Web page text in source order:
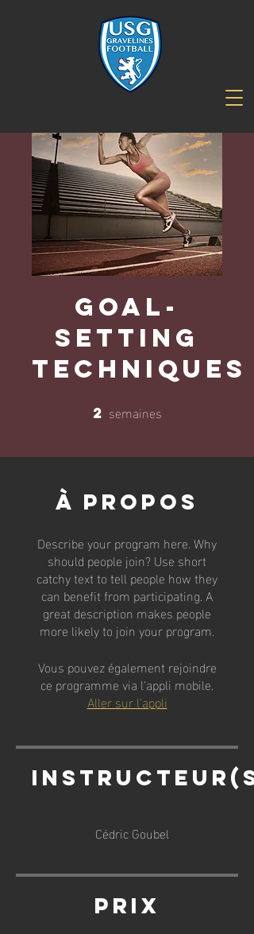
Goal-
Setting
Techniques
2 semaines
À propos
Describe your program here. Why
should people join? Use short
catchy text to tell people how they
can benefit from participating. A
great description makes people
more likely to join your program.
Vous pouvez également rejoindre
ce programme via l'appli mobile.
Aller sur l'appli
Cédric Goubel
Prix